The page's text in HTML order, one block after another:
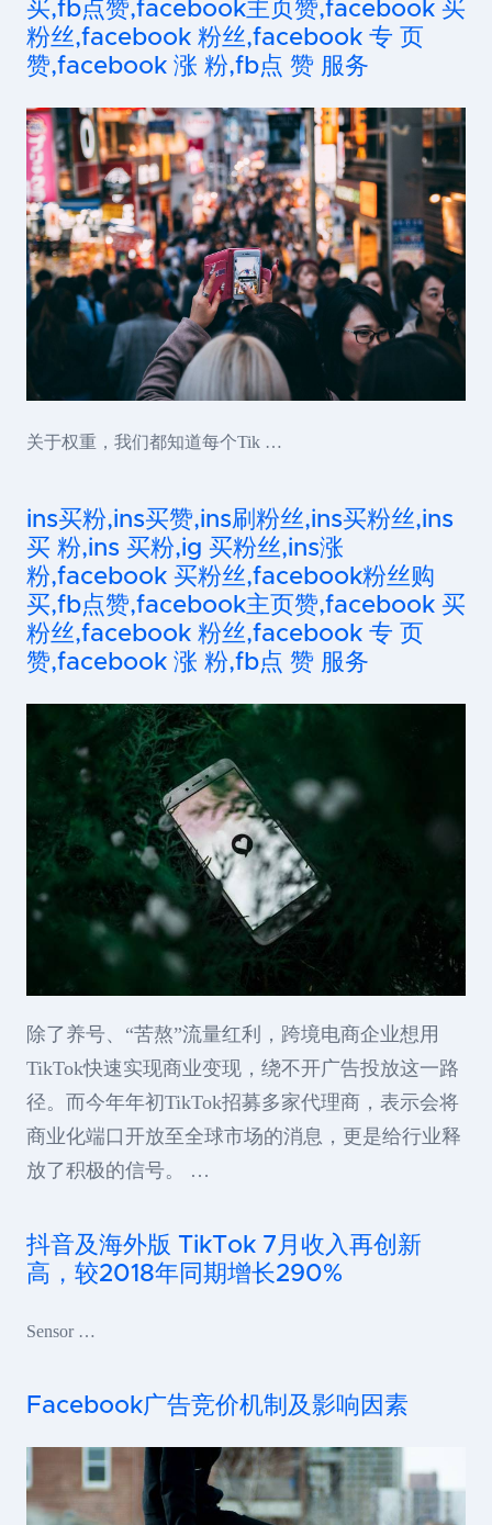
买,fb点赞,facebook主页赞,facebook 买
粉丝,facebook 粉丝,facebook 专 页
赞,facebook 涨 粉,fb点 赞 服务
关于权重，我们都知道每个Tik …
ins买粉,ins买赞,ins刷粉丝,ins买粉丝,ins
买 粉,ins 买粉,ig 买粉丝,ins涨
粉,facebook 买粉丝,facebook粉丝购
买,fb点赞,facebook主页赞,facebook 买
粉丝,facebook 粉丝,facebook 专 页
赞,facebook 涨 粉,fb点 赞 服务
除了养号、“苦熬”流量红利，跨境电商企业想用
TikTok快速实现商业变现，绕不开广告投放这一路
径。而今年年初TikTok招募多家代理商，表示会将
商业化端口开放至全球市场的消息，更是给行业释
放了积极的信号。 …
抖音及海外版 TikTok 7月收入再创新
高，较2018年同期增长290%
Sensor …
Facebook广告竞价机制及影响因素